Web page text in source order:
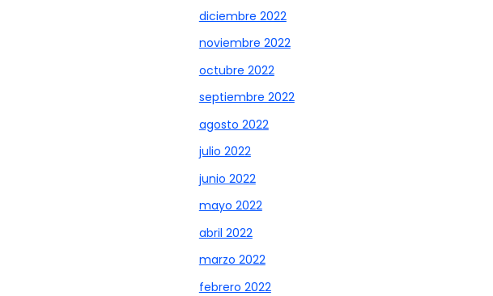
diciembre 2022
noviembre 2022
octubre 2022
septiembre 2022
agosto 2022
julio 2022
junio 2022
mayo 2022
abril 2022
marzo 2022
febrero 2022